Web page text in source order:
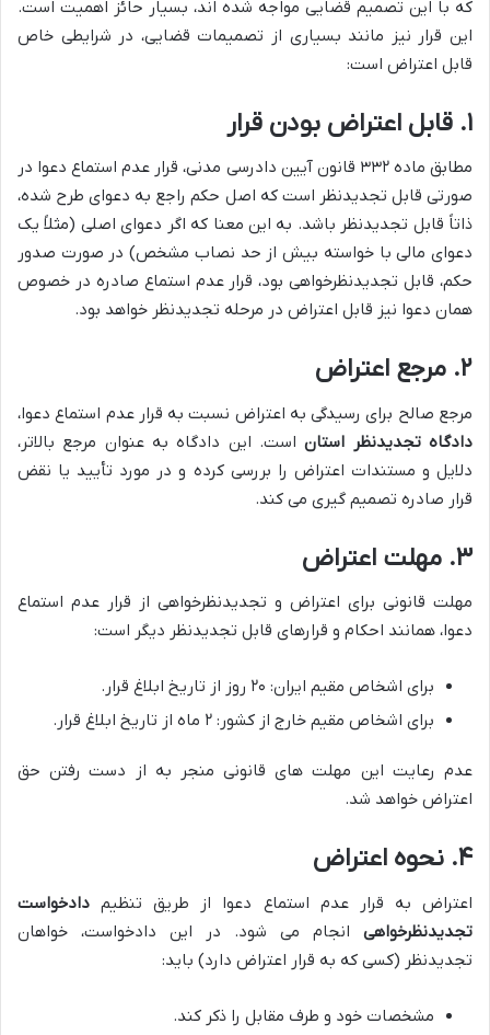
که با این تصمیم قضایی مواجه شده اند، بسیار حائز اهمیت است.
این قرار نیز مانند بسیاری از تصمیمات قضایی، در شرایطی خاص
قابل اعتراض است:
۱. قابل اعتراض بودن قرار
مطابق ماده ۳۳۲ قانون آیین دادرسی مدنی، قرار عدم استماع دعوا در
صورتی قابل تجدیدنظر است که اصل حکم راجع به دعوای طرح شده،
ذاتاً قابل تجدیدنظر باشد. به این معنا که اگر دعوای اصلی (مثلاً یک
دعوای مالی با خواسته بیش از حد نصاب مشخص) در صورت صدور
حکم، قابل تجدیدنظرخواهی بود، قرار عدم استماع صادره در خصوص
همان دعوا نیز قابل اعتراض در مرحله تجدیدنظر خواهد بود.
۲. مرجع اعتراض
مرجع صالح برای رسیدگی به اعتراض نسبت به قرار عدم استماع دعوا،
دادگاه تجدیدنظر استاناست. این دادگاه به عنوان مرجع بالاتر،
دلایل و مستندات اعتراض را بررسی کرده و در مورد تأیید یا نقض
قرار صادره تصمیم گیری می کند.
۳. مهلت اعتراض
مهلت قانونی برای اعتراض و تجدیدنظرخواهی از قرار عدم استماع
دعوا، همانند احکام و قرارهای قابل تجدیدنظر دیگر است:
برای اشخاص مقیم ایران: ۲۰ روز از تاریخ ابلاغ قرار.
برای اشخاص مقیم خارج از کشور: ۲ ماه از تاریخ ابلاغ قرار.
عدم رعایت این مهلت های قانونی منجر به از دست رفتن حق
اعتراض خواهد شد.
۴. نحوه اعتراض
اعتراض به قرار عدم استماع دعوا از طریق تنظیم دادخواست
تجدیدنظرخواهی انجام می شود. در این دادخواست، خواهان
تجدیدنظر (کسی که به قرار اعتراض دارد) باید:
مشخصات خود و طرف مقابل را ذکر کند.